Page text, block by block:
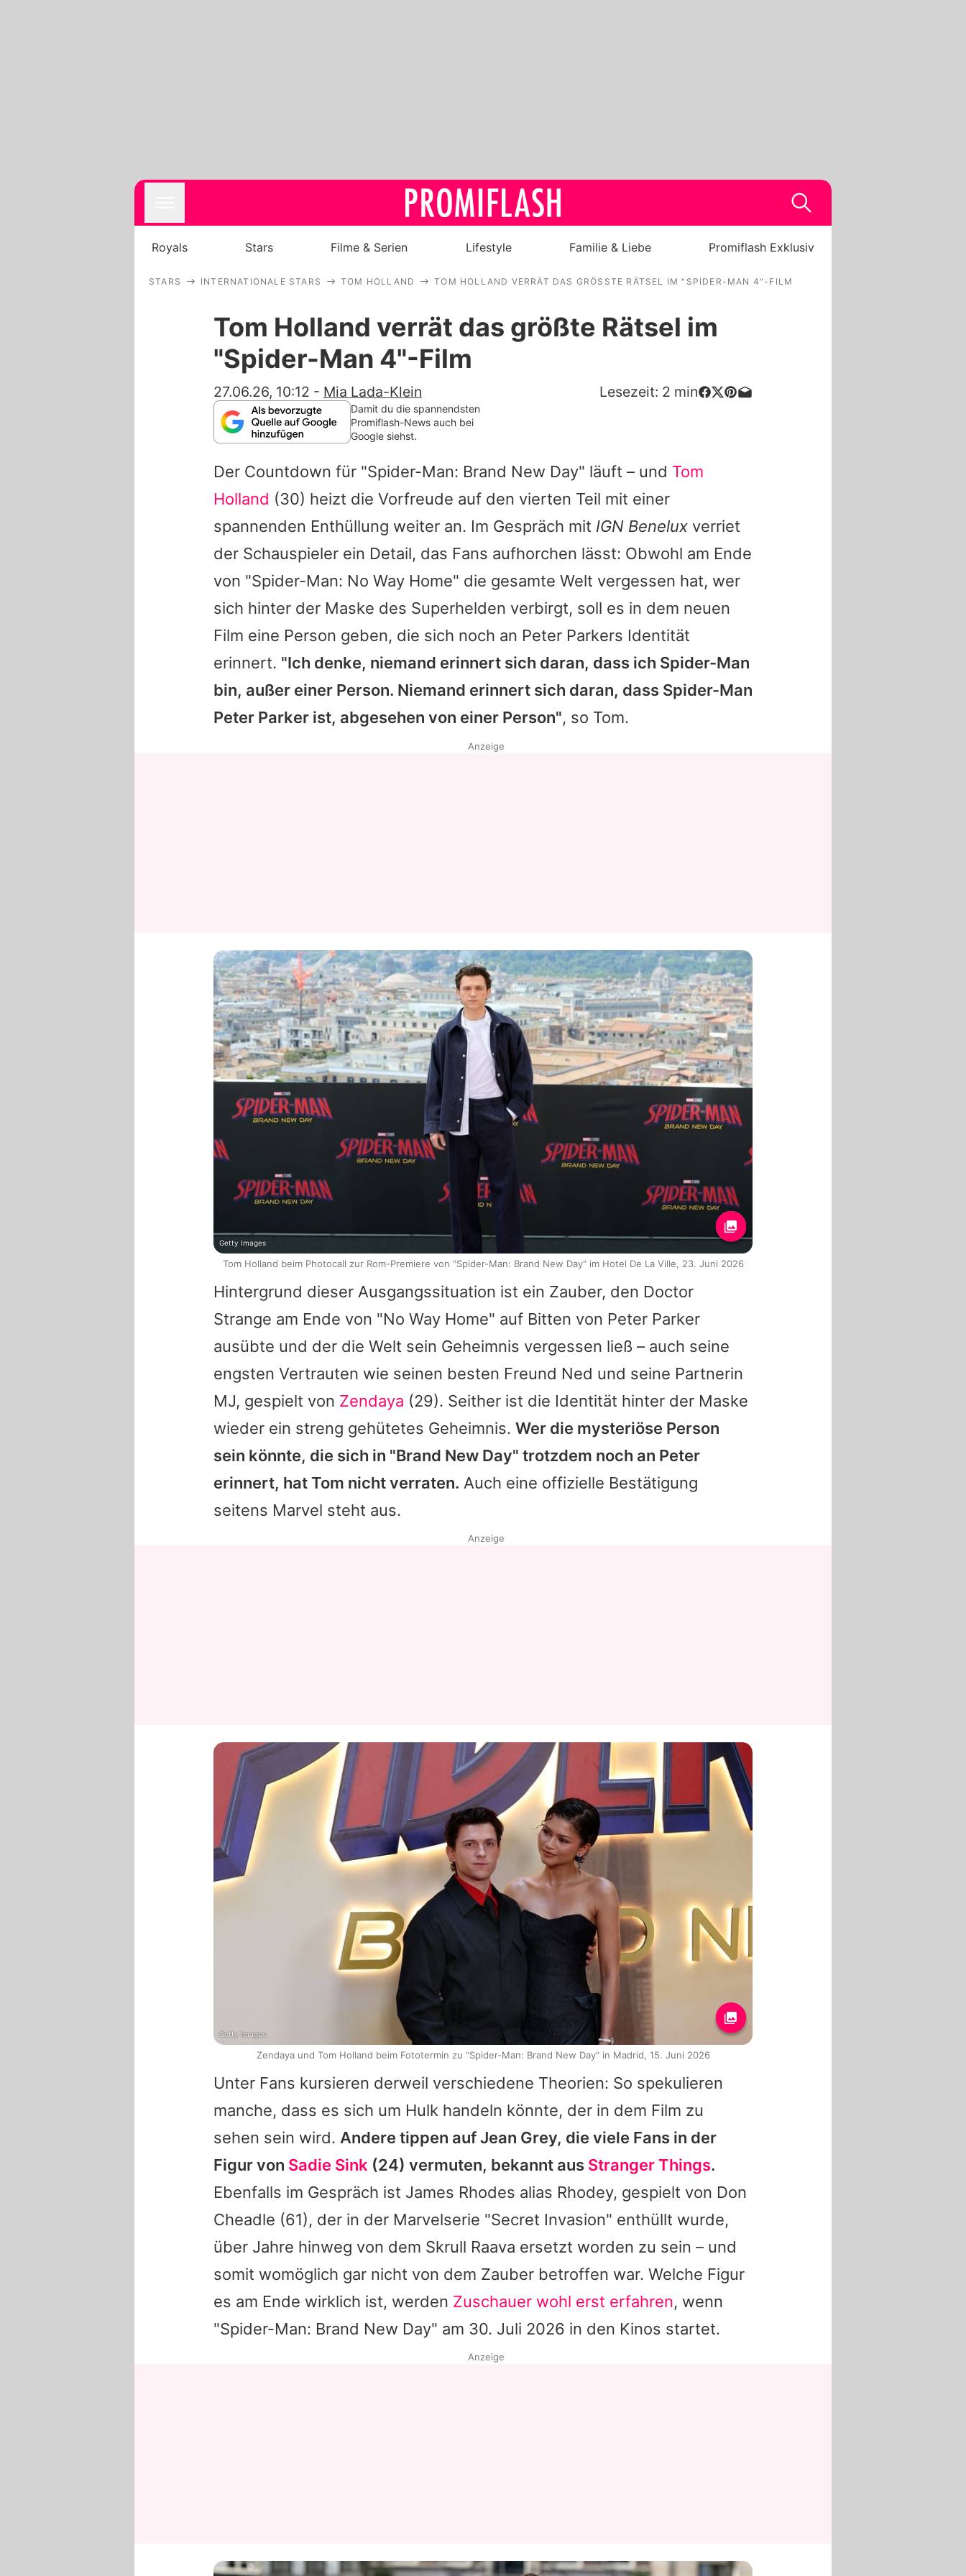
Royals
Stars
Filme & Serien
Familie & Liebe
App runterladen
Team
Redaktionelle Richtlinien
Impressum
Datenschutzerklärung
Nutzungsbedingungen
Royals Stars Filme & Serien Lifestyle Familie & Liebe Promiflash Exklusiv
STARS INTERNATIONALE STARS TOM HOLLAND TOM HOLLAND VERRÄT DAS GRÖSSTE RÄTSEL IM "SPIDER-MAN 4"-FILM
Tom Holland verrät das größte Rätsel im
"Spider-Man 4"-Film
27.06.26, 10:12 - Mia Lada-Klein Lesezeit: 2 min
Damit du die spannendsten
Promiflash-News auch bei
Google siehst.
Der Countdown für "Spider-Man: Brand New Day" läuft – und Tom
Holland (30) heizt die Vorfreude auf den vierten Teil mit einer
spannenden Enthüllung weiter an. Im Gespräch mit IGN Benelux verriet
der Schauspieler ein Detail, das Fans aufhorchen lässt: Obwohl am Ende
von "Spider-Man: No Way Home" die gesamte Welt vergessen hat, wer
sich hinter der Maske des Superhelden verbirgt, soll es in dem neuen
Film eine Person geben, die sich noch an Peter Parkers Identität
erinnert. "Ich denke, niemand erinnert sich daran, dass ich Spider-Man
bin, außer einer Person. Niemand erinnert sich daran, dass Spider-Man
Peter Parker ist, abgesehen von einer Person", so Tom.
Hintergrund dieser Ausgangssituation ist ein Zauber, den Doctor
Strange am Ende von "No Way Home" auf Bitten von Peter Parker
ausübte und der die Welt sein Geheimnis vergessen ließ – auch seine
engsten Vertrauten wie seinen besten Freund Ned und seine Partnerin
MJ, gespielt von Zendaya (29). Seither ist die Identität hinter der Maske
wieder ein streng gehütetes Geheimnis. Wer die mysteriöse Person
sein könnte, die sich in "Brand New Day" trotzdem noch an Peter
erinnert, hatTom nicht verraten. Auch eine offizielle Bestätigung
seitens Marvel steht aus.
Unter Fans kursieren derweil verschiedene Theorien: So spekulieren
manche, dass es sich um Hulk handeln könnte, der in dem Film zu
sehen sein wird. Andere tippen auf Jean Grey, die viele Fans in der
Figur von Sadie Sink (24) vermuten, bekannt aus Stranger Things.
Ebenfalls im Gespräch ist James Rhodes alias Rhodey, gespielt von Don
Cheadle (61), der in der Marvelserie "Secret Invasion" enthüllt wurde,
über Jahre hinweg von dem Skrull Raava ersetzt worden zu sein – und
somit womöglich gar nicht von dem Zauber betroffen war. Welche Figur
es am Ende wirklich ist, werden Zuschauer wohl erst erfahren, wenn
"Spider-Man: Brand New Day" am 30. Juli 2026 in den Kinos startet.
Anzeige
Getty Images
Tom Holland beim Photocall zur Rom-Premiere von "Spider-Man: Brand New Day" im Hotel De La Ville, 23. Juni 2026
Anzeige
Getty Images
Zendaya und Tom Holland beim Fototermin zu "Spider-Man: Brand New Day" in Madrid, 15. Juni 2026
Anzeige